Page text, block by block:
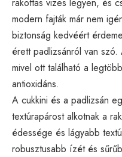
modern fajták már nem
biztonság kedvéért
érett padlizsánról van szó.
mivel ott található a
antioxidáns.
A cukkini és a padlizsán
textúrapárost alkotnak a
édessége és lágyabb
robusztusabb ízét és